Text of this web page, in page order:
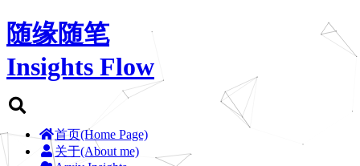
随缘随笔
Insights Flow
首页(Home Page)
关于(About me)